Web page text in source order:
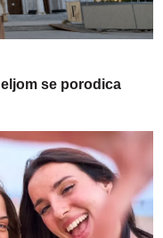
se porodica